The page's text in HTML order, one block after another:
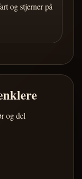
og stjerner på
og del